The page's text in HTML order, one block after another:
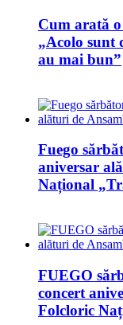
Cum arată
„Acolo sunt
au mai bun”
Fuego
aniversar
Național
FUEGO
concert
Folcloric